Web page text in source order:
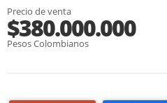
Precio de venta
$380.000.000
Pesos Colombianos